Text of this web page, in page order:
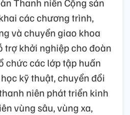
các chương trình,
và chuyển giao khoa
trợ khởi nghiệp cho đoàn
chức các lớp tập huấn
kỹ thuật, chuyển đổi
niên phát triển kinh
vùng sâu, vùng xa,